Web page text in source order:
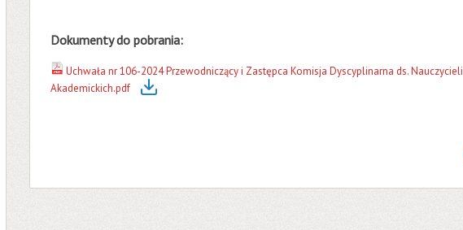
Dokumenty do pobrania:
Uchwała nr 106-2024 Przewodniczący i Zastępca Komisja Dyscyplinarna ds. Nauczycieli
Akademickich.pdf